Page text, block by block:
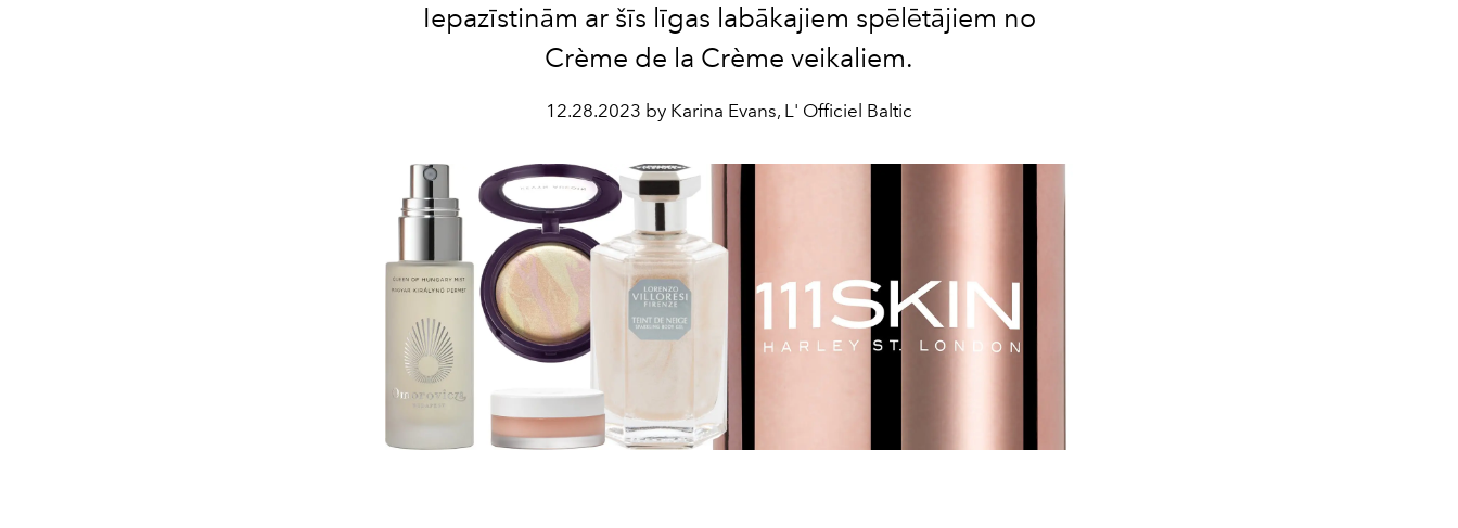
Iepazīstinām ar šīs līgas labākajiem spēlētājiem no
Crème de la Crème veikaliem.
12.28.2023 by Karina Evans, L' Officiel Baltic